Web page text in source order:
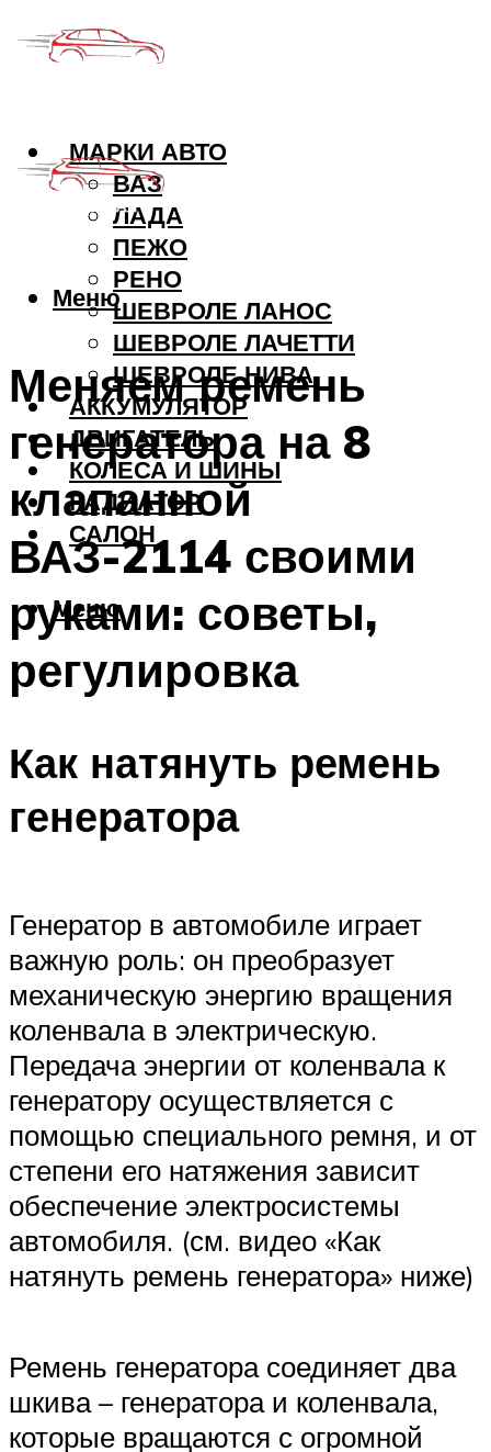
МАРКИ АВТО
ВАЗ
ЛАДА
ПЕЖО
РЕНО
ШЕВРОЛЕ ЛАНОС
ШЕВРОЛЕ ЛАЧЕТТИ
ШЕВРОЛЕ НИВА
АККУМУЛЯТОР
ДВИГАТЕЛЬ
КОЛЕСА И ШИНЫ
РАДИАТОР
САЛОН
Меню
Меню
Меняем ремень
генератора на 8
клапанной
ВАЗ-2114 своими
руками: советы,
регулировка
Как натянуть ремень
генератора
Генератор в автомобиле играет
важную роль: он преобразует
механическую энергию вращения
коленвала в электрическую.
Передача энергии от коленвала к
генератору осуществляется с
помощью специального ремня, и от
степени его натяжения зависит
обеспечение электросистемы
автомобиля. (см. видео «Как
натянуть ремень генератора» ниже)
Ремень генератора соединяет два
шкива – генератора и коленвала,
которые вращаются с огромной